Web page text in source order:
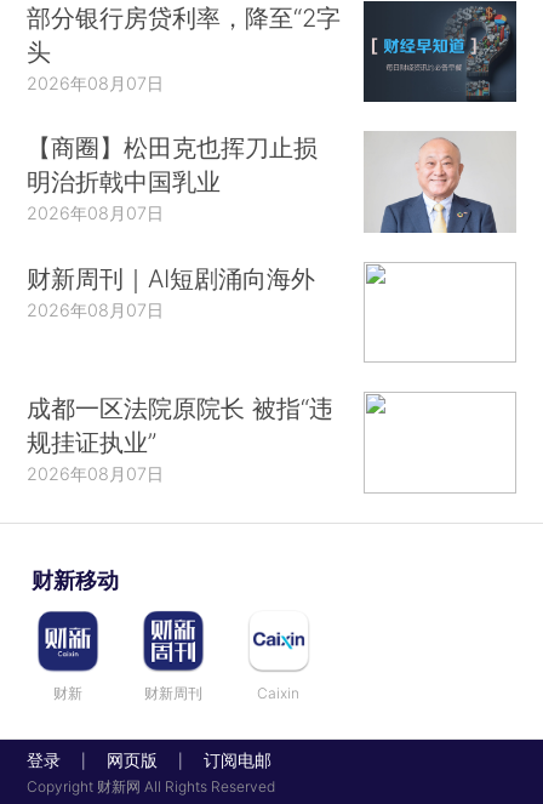
部分银行房贷利率，降至“2字
头
2026年08月07日
【商圈】松田克也挥刀止损
明治折戟中国乳业
2026年08月07日
财新周刊｜AI短剧涌向海外
2026年08月07日
成都一区法院原院长 被指“违
规挂证执业”
2026年08月07日
财新移动
财新 财新周刊 Caixin
登录 网页版 订阅电邮
Copyright 财新网 All Rights Reserved